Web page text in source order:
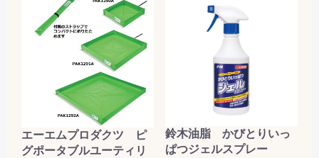
エーエムプロダクツ ピ
グポータブルユーティリ
鈴木油脂 かびとりいっ
ぱつジェルスプレー